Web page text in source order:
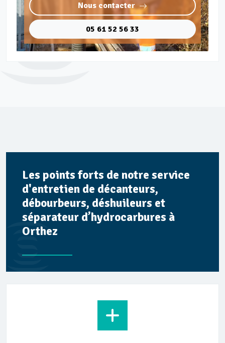
Nous contacter
05 61 52 56 33
Les points forts de notre service
d'entretien de décanteurs,
débourbeurs, déshuileurs et
séparateur d’hydrocarbures à
Orthez